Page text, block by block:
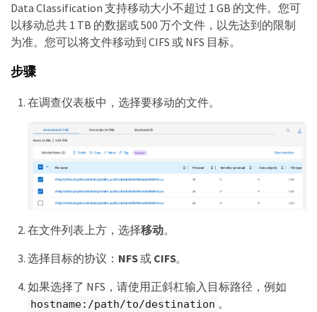
Data Classification 支持移动大小不超过 1 GB 的文件。您可
以移动总共 1 TB 的数据或 500 万个文件，以先达到的限制
为准。您可以将文件移动到 CIFS 或 NFS 目标。
步骤
在调查仪表板中，选择要移动的文件。
在文件列表上方，选择移动。
选择目标的协议： NFS或 CIFS。
如果选择了 NFS，请使用正斜杠输入目标路径，例如
hostname:/path/to/destination 。